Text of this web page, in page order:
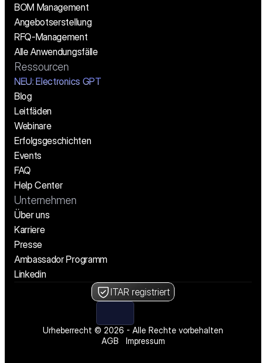
BOM Management
Angebotserstellung
RFQ-Management
Alle Anwendungsfälle
Ressourcen
NEU: Electronics GPT
Blog
Leitfäden
Webinare
Erfolgsgeschichten
Events
FAQ
Help Center
Unternehmen
Über uns
Karriere
Presse
Ambassador Programm
Linkedin
ITAR registriert
Urheberrecht © 2026 - Alle Rechte vorbehalten
AGB
Impressum